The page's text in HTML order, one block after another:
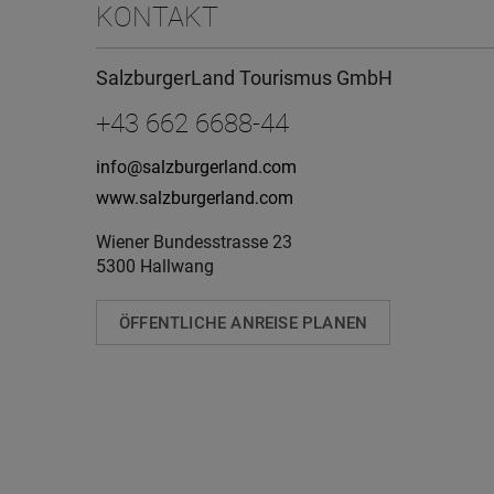
KONTAKT
SalzburgerLand Tourismus GmbH
+43 662 6688-44
info@salzburgerland.com
www.salzburgerland.com
Wiener Bundesstrasse 23
5300 Hallwang
ÖFFENTLICHE ANREISE PLANEN